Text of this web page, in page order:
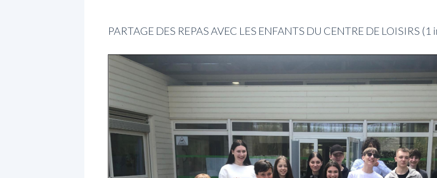
PARTAGE DES REPAS AVEC LES ENFANTS DU CENTRE DE LOISIRS (1